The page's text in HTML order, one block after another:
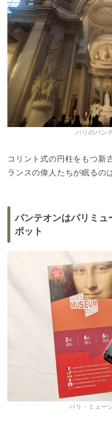
パリのパン
コリント式の円柱をもつ新
ランスの偉人たちが眠るの
パンテオンはパリミュ
ポット
パリ・ミュー